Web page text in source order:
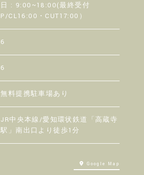
日 : 9:00~18:00(最終受付
P/CL16:00・CUT17:00）
6
6
無料提携駐車場あり
JR中央本線/愛知環状鉄道「高蔵寺
駅」南出口より徒歩1分
Google Map